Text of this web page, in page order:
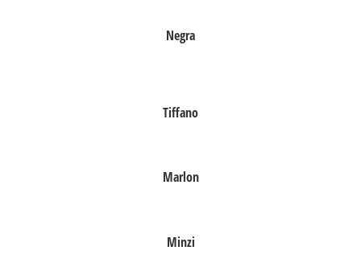
Negra
Tiffano
Marlon
Minzi